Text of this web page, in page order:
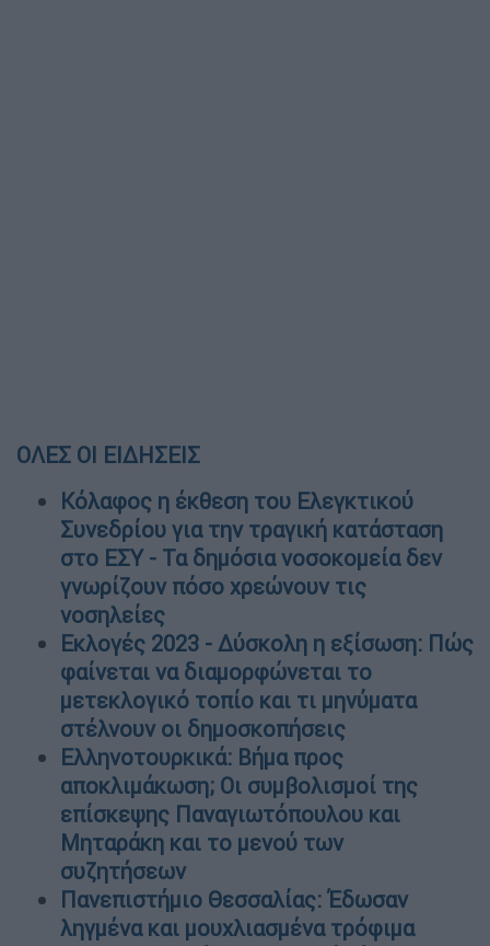
ΟΛΕΣ ΟΙ ΕΙΔΗΣΕΙΣ
Κόλαφος η έκθεση του Ελεγκτικού
Συνεδρίου για την τραγική κατάσταση
στο ΕΣΥ - Τα δημόσια νοσοκομεία δεν
γνωρίζουν πόσο χρεώνουν τις
νοσηλείες
Εκλογές 2023 - Δύσκολη η εξίσωση: Πώς
φαίνεται να διαμορφώνεται το
μετεκλογικό τοπίο και τι μηνύματα
στέλνουν οι δημοσκοπήσεις
Ελληνοτουρκικά: Βήμα προς
αποκλιμάκωση; Οι συμβολισμοί της
επίσκεψης Παναγιωτόπουλου και
Μηταράκη και το μενού των
συζητήσεων
Πανεπιστήμιο Θεσσαλίας: Έδωσαν
ληγμένα και μουχλιασμένα τρόφιμα